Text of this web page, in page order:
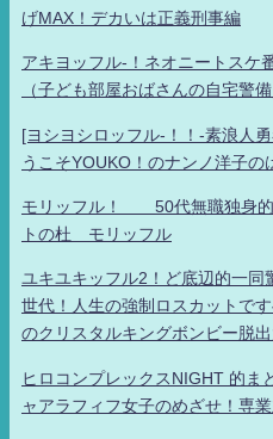
げMAX！デカいは正義刑事編
アキヨッフル-！ネオニートスケ
（子ども部屋おばさんの自宅警
[ヨシヨシロッフル-！！-素浪人
うこそYOUKO！のナンノ洋子の
モリッフル！ 50代無職独身的
トの杜 モリッフル
ユキユキッフル2！ど底辺的一同
世代！人生の強制ロスカットで
のクリスタルキングボンビー脱
ヒロコンプレックスNIGHT 的ま
ャアラフィフ女子のめざせ！専